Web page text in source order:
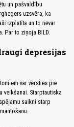
un pašvaldību
uzsvēra, ka
izplatīta un to nevar
Par to ziņoja BILD.
depresijas
var vērsties pie
veikšanai. Starptautiska
saikni starp